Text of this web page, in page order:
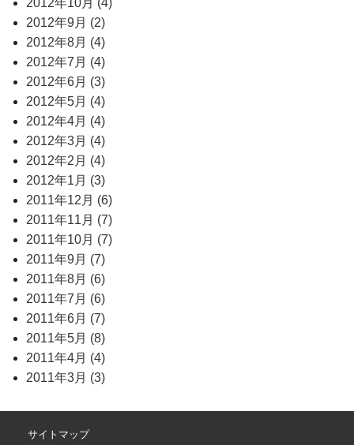
2012年10月 (4)
2012年9月 (2)
2012年8月 (4)
2012年7月 (4)
2012年6月 (3)
2012年5月 (4)
2012年4月 (4)
2012年3月 (4)
2012年2月 (4)
2012年1月 (3)
2011年12月 (6)
2011年11月 (7)
2011年10月 (7)
2011年9月 (7)
2011年8月 (6)
2011年7月 (6)
2011年6月 (7)
2011年5月 (8)
2011年4月 (4)
2011年3月 (3)
サイトマップ